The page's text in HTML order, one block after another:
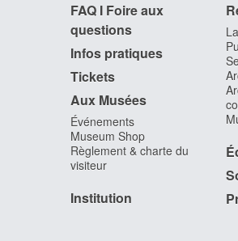
Chamagne,
Rome (Italie) 1682
Geluck Jean-
Bruxelles 1882 -
Maritimes (France)
FAQ I Foire aux
questions
Infos pratiques
Tickets
Aux Musées
Événements
Museum Shop
Règlement & charte du
visiteur
Institution